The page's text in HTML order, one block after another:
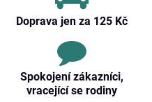
Doprava jen za 125 Kč
Spokojení zákazníci,
vracející se rodiny